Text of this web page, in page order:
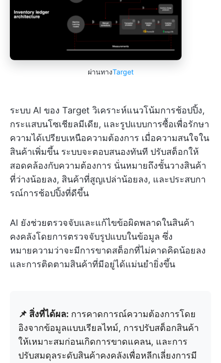
ผ่านทางTarget
ระบบ AI ของ Target วิเคราะห์แนวโน้มการช้อปปิ้ง,
กระแสบนโซเชียลมีเดีย, และรูปแบบการซื้อเพื่อรักษา
ความได้เปรียบเหนือความต้องการ เมื่อความสนใจใน
สินค้าเพิ่มขึ้น ระบบจะตอบสนองทันที ปรับสต็อกให้
สอดคล้องกับความต้องการ นั่นหมายถึงชั้นวางสินค้า
ที่ว่างน้อยลง, สินค้าที่สูญเปล่าน้อยลง, และประสบกา
รณ์การช้อปปิ้งที่ดีขึ้น
AI ยังช่วยตรวจจับและแก้ไขข้อผิดพลาดในสินค้า
คงคลังโดยการตรวจจับรูปแบบในข้อมูล ซึ่ง
หมายความว่าจะมีการขาดสต็อกที่ไม่คาดคิดน้อยลง
และการติดตามสินค้าที่มีอยู่ได้แม่นยำยิ่งขึ้น
📌 สิ่งที่ได้ผล: การคาดการณ์ความต้องการโดย
อิงจากข้อมูลแบบเรียลไทม์, การปรับสต็อกสินค้า
ให้เหมาะสมก่อนเกิดการขาดแคลน, และการ
ปรับสมดุลระดับสินค้าคงคลังเพื่อหลีกเลี่ยงการมี